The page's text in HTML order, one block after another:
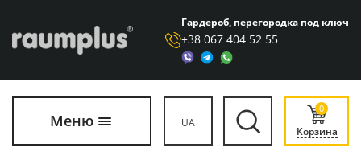
Гардероб, перегородка под ключ
+38 067 404 52 55
Меню UA
0
Корзина